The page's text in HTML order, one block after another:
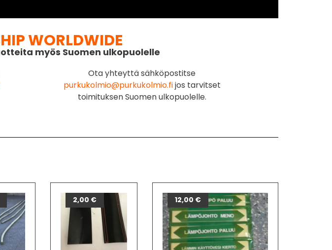
WORLDWIDE
myös Suomen ulkopuolelle
Ota yhteyttä sähköpostitse
purkukolmio@purkukolmio.fijos tarvitset
toimituksen Suomen ulkopuolelle.
2,00 € 12,00 €